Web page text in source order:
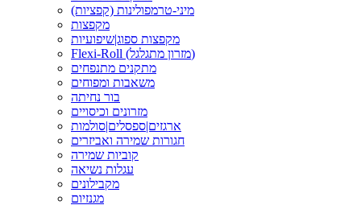
מיני-טרמפולינות (קפציות)
מקפצות
מקפצות ספוג|שיפועיות
Flexi-Roll (מזרון מתגלגל)
מתקנים מתנפחים
משאבות ומפוחים
בור נחיתה
מזרונים וכיסויים
ארגזים|ספסלים|סולמות
חגורות שמירה ואביזרים
קוביות שמירה
עגלות נשיאה
מקבילונים
מגנזיום